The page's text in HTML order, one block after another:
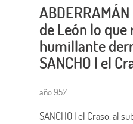
de León lo
humillante
SANCHO I el
año 957
SANCHO I el Craso, al